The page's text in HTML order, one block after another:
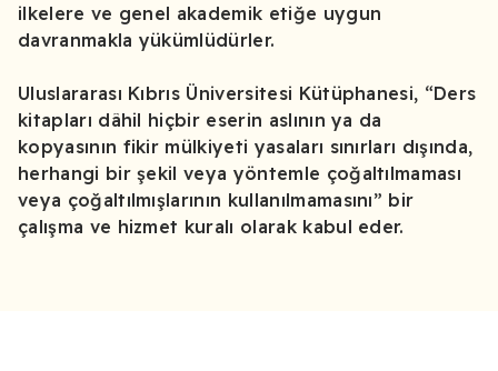
ilkelere ve genel akademik etiğe uygun
davranmakla yükümlüdürler.
Uluslararası Kıbrıs Üniversitesi Kütüphanesi, “Ders
kitapları dâhil hiçbir eserin aslının ya da
kopyasının fikir mülkiyeti yasaları sınırları dışında,
herhangi bir şekil veya yöntemle çoğaltılmaması
veya çoğaltılmışlarının kullanılmamasını” bir
çalışma ve hizmet kuralı olarak kabul eder.